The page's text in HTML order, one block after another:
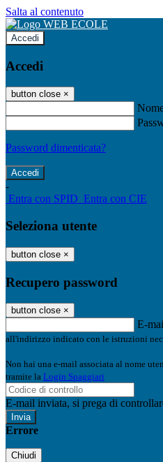
Salta al contenuto
Accedi
Accedi
button close ×
Password dimenticata?
-
Entra con SPID Entra con CIE
Seleziona utente
button close ×
Recupero password
button close ×
E-
all'indirizzo indicato con le istruzioni
Non hai una e-mail associata al nome
tramite la Login Spaggiari
E-mail inviata, si prega di
Errore
Chiudi